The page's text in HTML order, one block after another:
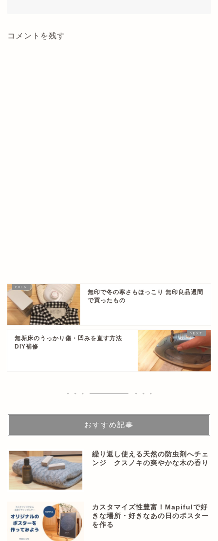
コメントを残す
無印で冬の寒さもほっこり 無印良品週間
で買ったもの
無垢床のうっかり傷・凹みを直す方法
DIY補修
おすすめ記事
繰り返し使える天然の防虫剤へチェ
ンジ クスノキの爽やかな木の香り
カスタマイズ性豊富！Mapifulで好
きな場所・好きなあの日のポスター
を作る